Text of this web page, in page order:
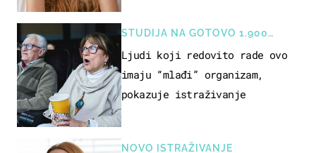
STUDIJA NA GOTOVO 1.900
OSOBA
Ljudi koji redovito rade ovo
imaju “mlađi” organizam,
pokazuje istraživanje
NOVO ISTRAŽIVANJE